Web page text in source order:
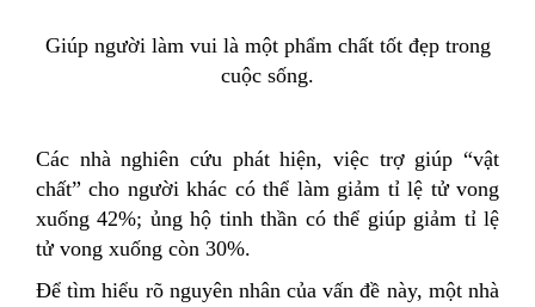
Giúp người làm vui là một phẩm chất tốt đẹp trong
cuộc sống.
Các nhà nghiên cứu phát hiện, việc trợ giúp “vật
chất” cho người khác có thể làm giảm tỉ lệ tử vong
xuống 42%; ủng hộ tinh thần có thể giúp giảm tỉ lệ
tử vong xuống còn 30%.
Để tìm hiểu rõ nguyên nhân của vấn đề này, một nhà